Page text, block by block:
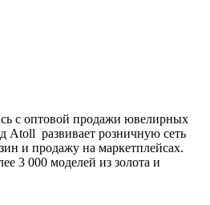
с оптовой продажи ювелирных
Atoll развивает розничную сеть
и продажу на маркетплейсах.
3 000 моделей из золота и